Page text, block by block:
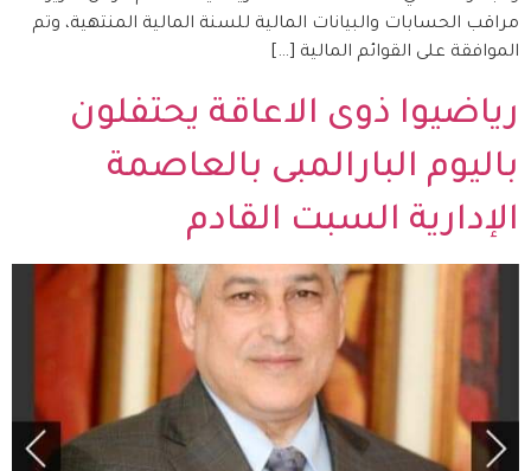
مراقب الحسابات والبيانات المالية للسنة المالية المنتهية، وتم
الموافقة على القوائم المالية […]
رياضيوا ذوى الاعاقة يحتفلون
باليوم البارالمبى بالعاصمة
الإدارية السبت القادم